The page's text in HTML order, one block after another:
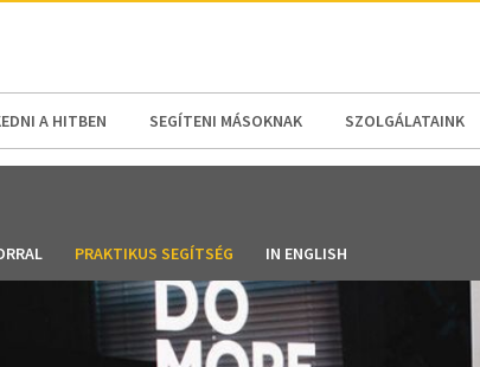
A HITBEN SEGÍTENI MÁSOKNAK SZOLGÁLATAINK
PRAKTIKUS SEGÍTSÉG IN ENGLISH